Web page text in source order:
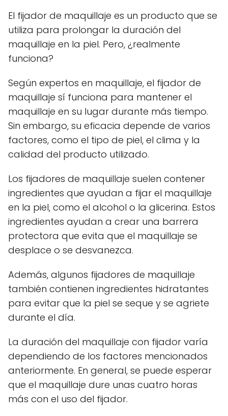
El fijador de maquillaje es un producto que se
utiliza para prolongar la duración del
maquillaje en la piel. Pero, ¿realmente
funciona?
Según expertos en maquillaje, el fijador de
maquillaje sí funciona para mantener el
maquillaje en su lugar durante más tiempo.
Sin embargo, su eficacia depende de varios
factores, como el tipo de piel, el clima y la
calidad del producto utilizado.
Los fijadores de maquillaje suelen contener
ingredientes que ayudan a fijar el maquillaje
en la piel, como el alcohol o la glicerina. Estos
ingredientes ayudan a crear una barrera
protectora que evita que el maquillaje se
desplace o se desvanezca.
Además, algunos fijadores de maquillaje
también contienen ingredientes hidratantes
para evitar que la piel se seque y se agriete
durante el día.
La duración del maquillaje con fijador varía
dependiendo de los factores mencionados
anteriormente. En general, se puede esperar
que el maquillaje dure unas cuatro horas
más con el uso del fijador.